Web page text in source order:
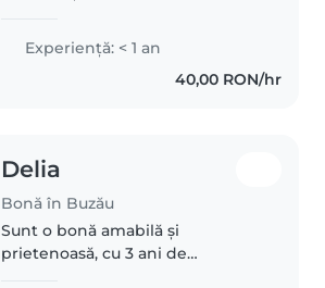
surioară de 4 ori de care am avut
grija de mica,mama fiind la ajută
Experienţă: < 1 an
40,00 RON/hr
Delia
Bonă în Buzău
Sunt o bonă amabilă și
prietenoasă, cu 3 ani de